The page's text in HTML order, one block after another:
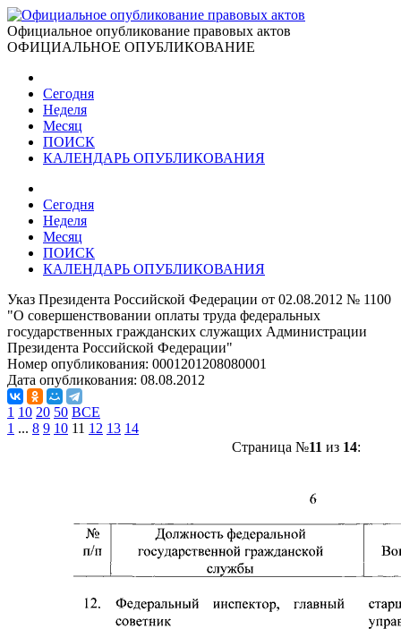
Официальное опубликование правовых актов
ОФИЦИАЛЬНОЕ ОПУБЛИКОВАНИЕ
Сегодня
Неделя
Месяц
ПОИСК
КАЛЕНДАРЬ ОПУБЛИКОВАНИЯ
Сегодня
Неделя
Месяц
ПОИСК
КАЛЕНДАРЬ ОПУБЛИКОВАНИЯ
Указ Президента Российской Федерации от 02.08.2012 № 1100
"О совершенствовании оплаты труда федеральных
государственных гражданских служащих Администрации
Президента Российской Федерации"
Номер опубликования: 0001201208080001
Дата опубликования: 08.08.2012
1 10 20 50 ВСЕ
1 ... 8 9 10 11 12 13 14
Страница №11 из 14: